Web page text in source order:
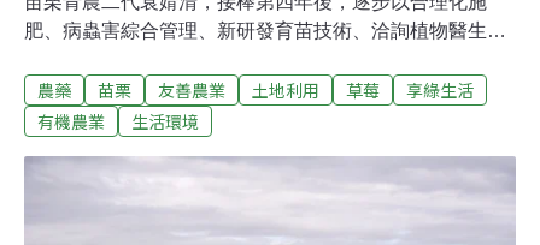
肥、病蟲害綜合管理、新研發育苗技術、洽詢植物醫生等
更多了許多「神隊友」，例如可制衡二點葉蟎的高橋食蟎
薊馬，種植蒜頭趨避害蟲等，也讓袁婧清入圍第一屆IPM
湖鄉每年出產國內80%草莓，被稱為「草莓之鄉」。位於
其中的「ㄎㄚ大粒草莓園」，已經營二十多年，四年前由
袁婧清接手。「婆婆手開刀，老公在上班，所以就是我來
農藥 苗栗 友善農業 土地利用 草莓
享綠生活
有機農業
生活環境